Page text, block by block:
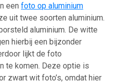
eenfoto op aluminium
uit twee soorten aluminium.
aluminium. De witte
hierbij een bijzonder
lijkt de foto
te komen. Deze optie is
zwart wit foto’s, omdat hier